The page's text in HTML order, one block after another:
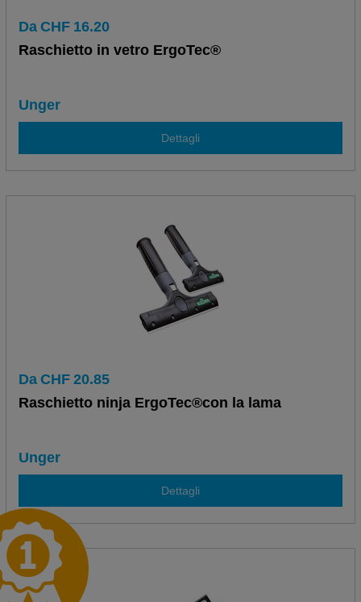
Da CHF 16.20
Raschietto in vetro ErgoTec®
Unger
Dettagli
Da CHF 20.85
Raschietto ninja ErgoTec®con la lama
Unger
Dettagli